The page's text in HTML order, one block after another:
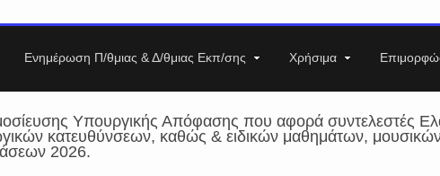
Ενημέρωση Π/θμιας & Δ/θμιας Εκπ/σης Χρήσιμα
Υπουργικής Απόφασης που αφορά συντελεστές
κατευθύνσεων, καθώς & ειδικών μαθημάτων,
2026.